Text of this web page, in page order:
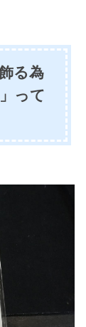
る為
って